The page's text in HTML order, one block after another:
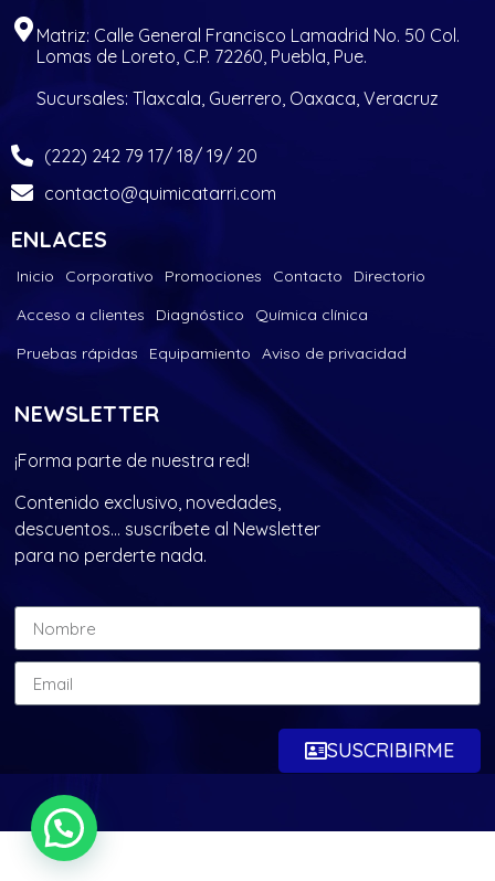
Matriz: Calle General Francisco Lamadrid No. 50 Col.
Lomas de Loreto, C.P. 72260, Puebla, Pue.
Sucursales: Tlaxcala, Guerrero, Oaxaca, Veracruz
(222) 242 79 17/ 18/ 19/ 20
contacto@quimicatarri.com
ENLACES
Inicio Corporativo Promociones Contacto
Directorio
Acceso a clientes
Diagnóstico
Química clínica
Pruebas rápidas
Equipamiento Aviso de privacidad
NEWSLETTER
¡Forma parte de nuestra red!
Contenido exclusivo, novedades,
descuentos… suscríbete al Newsletter
para no perderte nada.
SUSCRIBIRME